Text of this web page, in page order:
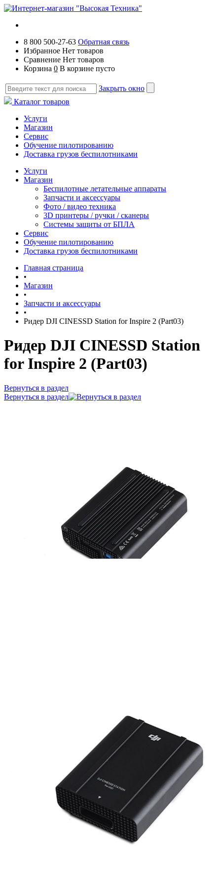
8 800 500-27-63 Обратная связь
Избранное Нет товаров
Сравнение Нет товаров
Корзина 0 В корзине пусто
Закрыть окно
Каталог товаров
Услуги
Магазин
Сервис
Обучение пилотированию
Доставка грузов беспилотниками
Услуги
Магазин
Беспилотные летательные аппараты
Запчасти и аксессуары
Фото / видео техника
3D принтеры / ручки / сканеры
Системы защиты от БПЛА
Сервис
Обучение пилотированию
Доставка грузов беспилотниками
Главная страница
•
Магазин
•
Запчасти и аксессуары
•
Ридер DJI CINESSD Station for Inspire 2 (Part03)
Ридер DJI CINESSD Station
for Inspire 2 (Part03)
Вернуться в раздел
Вернуться в раздел